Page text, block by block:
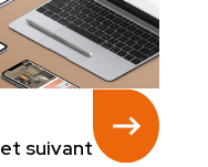
suivant